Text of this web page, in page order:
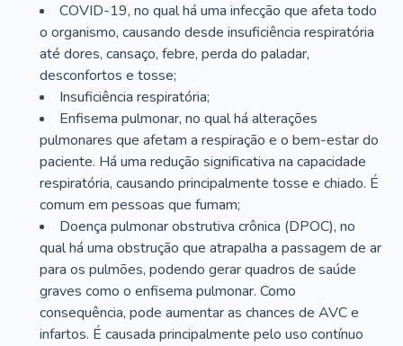
COVID-19, no qual há uma infecção que afeta todo
o organismo, causando desde insuficiência respiratória
até dores, cansaço, febre, perda do paladar,
desconfortos e tosse;
Insuficiência respiratória;
Enfisema pulmonar, no qual há alterações
pulmonares que afetam a respiração e o bem-estar do
paciente. Há uma redução significativa na capacidade
respiratória, causando principalmente tosse e chiado. É
comum em pessoas que fumam;
Doença pulmonar obstrutiva crônica (DPOC), no
qual há uma obstrução que atrapalha a passagem de ar
para os pulmões, podendo gerar quadros de saúde
graves como o enfisema pulmonar. Como
consequência, pode aumentar as chances de AVC e
infartos. É causada principalmente pelo uso contínuo